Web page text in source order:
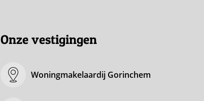
Onze vestigingen
Woningmakelaardij Gorinchem